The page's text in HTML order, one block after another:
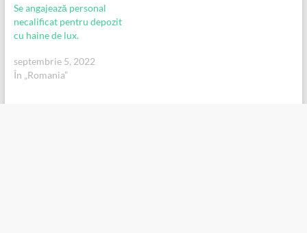
Se angajează personal
necalificat pentru depozit
cu haine de lux.
septembrie 5, 2022
În „Romania”